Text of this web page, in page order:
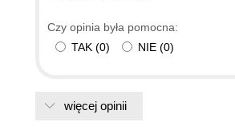
Czy opinia była pomocna:
TAK (0) NIE (0)
więcej opinii